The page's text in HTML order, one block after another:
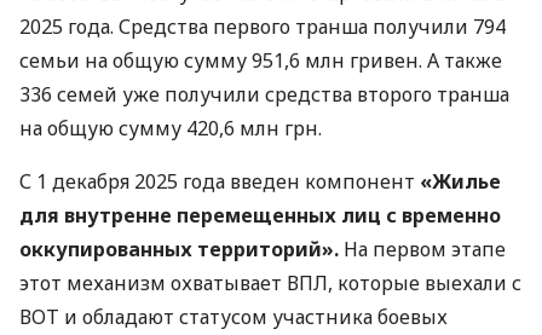
2025 года. Средства первого транша получили 794
семьи на общую сумму 951,6 млн гривен. А также
336 семей уже получили средства второго транша
на общую сумму 420,6 млн грн.
С 1 декабря 2025 года введен компонент «Жилье
для внутренне перемещенных лиц с временно
оккупированных территорий». На первом этапе
этот механизм охватывает ВПЛ, которые выехали с
ВОТ и обладают статусом участника боевых